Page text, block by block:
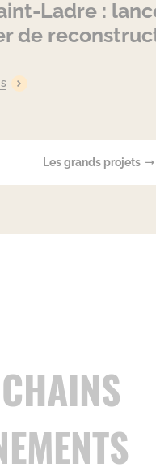
Ladre :
de
Les grands projets